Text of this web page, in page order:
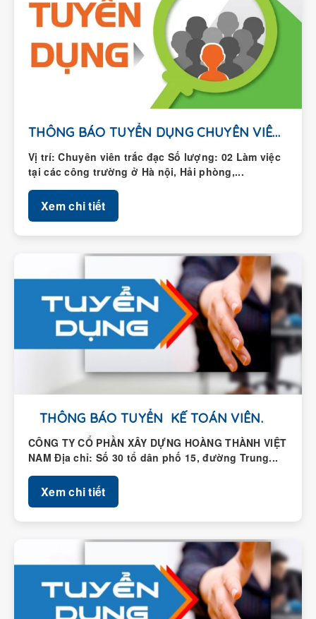
THÔNG BÁO TUYỂN DỤNG CHUYÊN VIÊN TRẮC ĐẠC
Vị trí: Chuyên viên trắc đạc Số lượng: 02 Làm việc
tại các công trường ở Hà nội, Hải phòng,...
Xem chi tiết
THÔNG BÁO TUYỂN KẾ TOÁN VIÊN.
CÔNG TY CỔ PHẦN XÂY DỰNG HOÀNG THÀNH VIỆT
NAM Địa chỉ: Số 30 tổ dân phố 15, đường Trung...
Xem chi tiết